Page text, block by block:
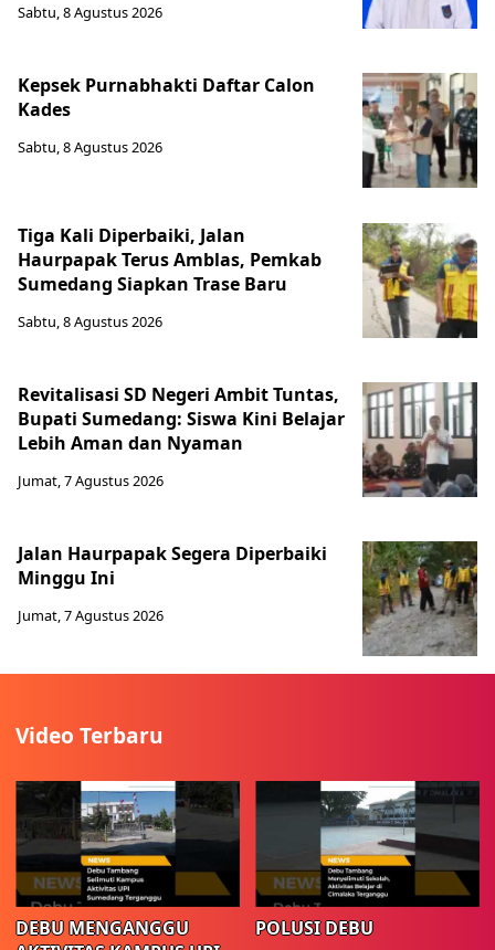
Sabtu, 8 Agustus 2026
Kepsek Purnabhakti Daftar Calon
Kades
Sabtu, 8 Agustus 2026
Tiga Kali Diperbaiki, Jalan
Haurpapak Terus Amblas, Pemkab
Sumedang Siapkan Trase Baru
Sabtu, 8 Agustus 2026
Revitalisasi SD Negeri Ambit Tuntas,
Bupati Sumedang: Siswa Kini Belajar
Lebih Aman dan Nyaman
Jumat, 7 Agustus 2026
Jalan Haurpapak Segera Diperbaiki
Minggu Ini
Jumat, 7 Agustus 2026
Video Terbaru
DEBU MENGANGGU
POLUSI DEBU